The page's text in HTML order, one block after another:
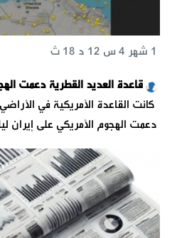
قاعدة العديد القطرية دعمت
1 شهر 4 س 12 د 18 ث
كانت القاعدة الأمريكية في
دعمت الهجوم الأمريكي على إيران